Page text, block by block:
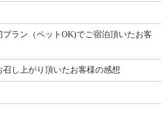
ラン（ペットOK)でご宿泊頂いたお客
召し上がり頂いたお客様の感想